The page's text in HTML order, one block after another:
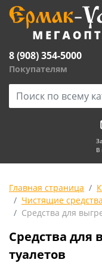
8 (908) 354-5000
Покупателям
В
Главная страница
Чистящие средства
Средства для
Средства для
туалетов